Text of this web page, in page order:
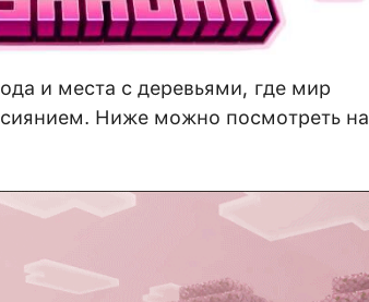
и места с деревьями, где мир
Ниже можно посмотреть на